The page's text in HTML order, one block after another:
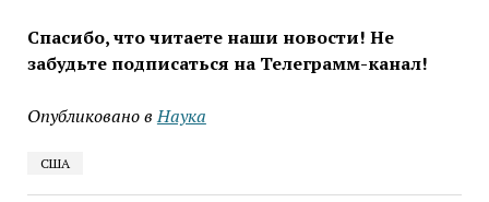
Спасибо, что читаете наши новости! Не
забудьте подписаться на Телеграмм-канал!
Опубликовано в Наука
США